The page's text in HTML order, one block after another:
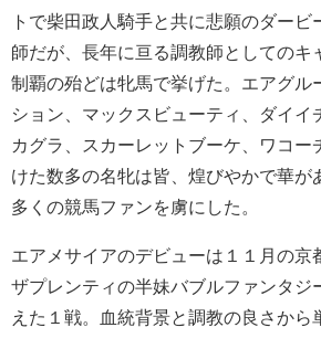
トで柴田政人騎手と共に悲願のダービ
師だが、長年に亘る調教師としてのキ
制覇の殆どは牝馬で挙げた。エアグル
ション、マックスビューティ、ダイイ
カグラ、スカーレットブーケ、ワコ
けた数多の名牝は皆、煌びやかで華が
多くの競馬ファンを虜にした。
エアメサイアのデビューは１１月の京
ザプレンティの半妹バブルファンタジ
えた１戦。血統背景と調教の良さから